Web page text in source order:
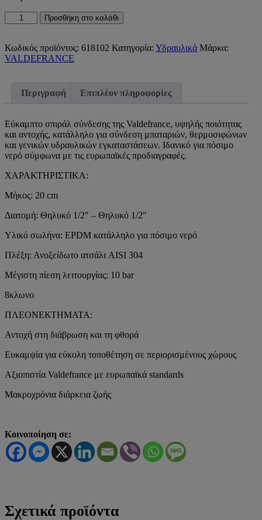
Εύκαμπτο
Σπιράλ
Θ
1/2"
20cm
ποσότητα
Προσθήκη στο καλάθι
Κωδικός προϊόντος: 618102 Κατηγορία: Υδραυλικά Μάρκα:
VALDEFRANCE
Περιγραφή Επιπλέον πληροφορίες
Εύκαμπτο σπιράλ σύνδεσης της Valdefrance, υψηλής ποιότητας
και αντοχής, κατάλληλο για σύνδεση μπαταριών, θερμοσιφώνων
και γενικών υδραυλικών εγκαταστάσεων. Ιδανικό για πόσιμο
νερό σύμφωνα με τις ευρωπαϊκές προδιαγραφές.
ΧΑΡΑΚΤΗΡΙΣΤΙΚΑ:
Μήκος: 20 cm
Διατομή: Θηλυκό 1/2″ – Θηλυκό 1/2″
Υλικό σωλήνα: EPDM κατάλληλο για πόσιμο νερό
Πλέξη: Ανοξείδωτο ατσάλι AISI 304
Μέγιστη πίεση λειτουργίας: 10 bar
8κλωνο
ΠΛΕΟΝΕΚΤΗΜΑΤΑ:
Αντοχή στη διάβρωση και τη φθορά
Ευκαμψία για εύκολη τοποθέτηση σε περιορισμένους χώρους
Αξιοπιστία Valdefrance με ευρωπαϊκά standards
Μακροχρόνια διάρκεια ζωής
Κοινοποίηση σε:
Σχετικά προϊόντα